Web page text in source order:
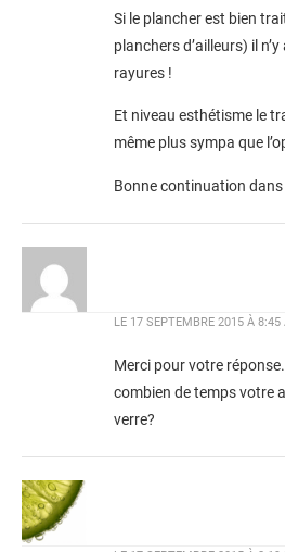
Si le plancher est bien
planchers d’ailleurs) il
rayures !
Et niveau esthétisme le
même plus sympa que
Bonne continuation
LE 17 SEPTEMBRE 2015 À 8:45
Merci pour votre
combien de temps votre
verre?